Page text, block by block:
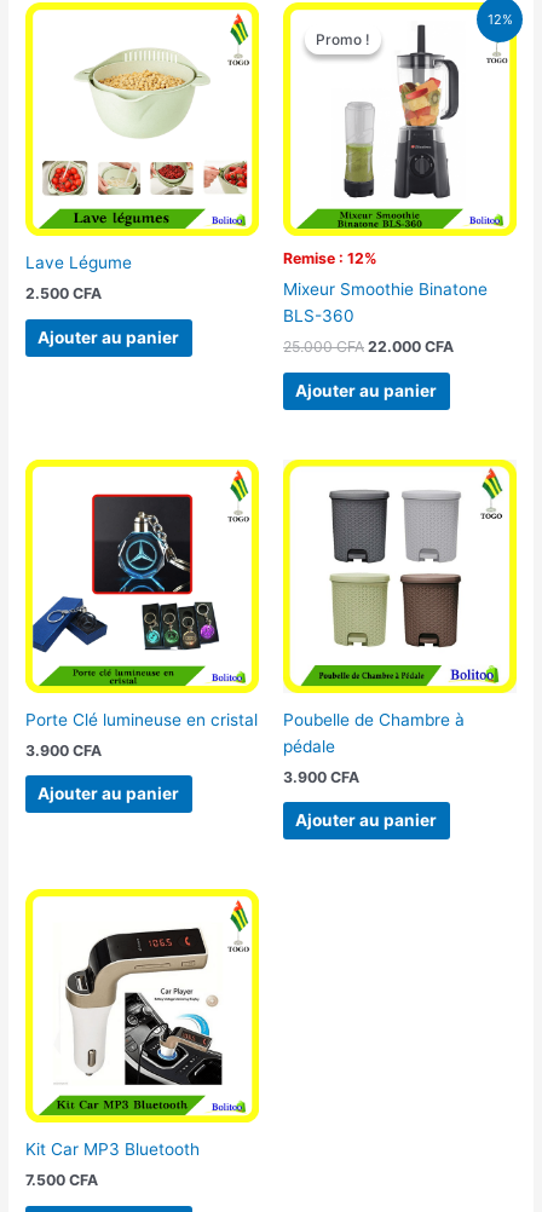
Lave Légume
2.500CFA
Ajouter au panier
12%
Promo !
Remise : 12%
Promo !
Mixeur Smoothie Binatone
BLS-360
25.000CFA
Le
prix
initial
était :
25.000 CFA.
22.000 CFA
Le
prix
actuel
est :
Ajouter au panier
Porte Clé lumineuse en cristal
3.900CFA
Ajouter au panier
Poubelle de Chambre à
pédale
3.900 CFA
Ajouter au panier
Kit Car MP3 Bluetooth
7.500CFA